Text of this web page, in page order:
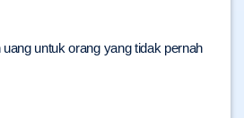
untuk orang yang tidak pernah